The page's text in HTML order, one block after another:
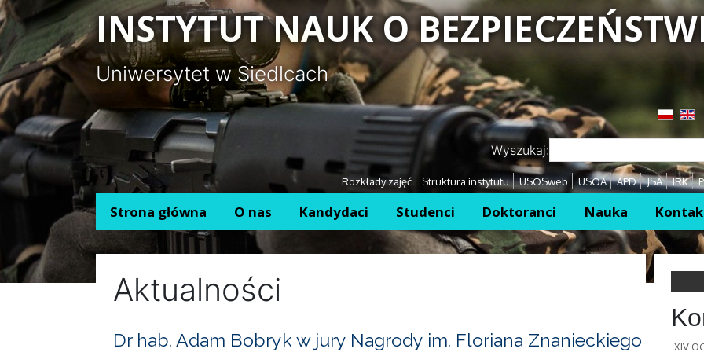
Panel zarządzania plikami cookies
INSTYTUT NAUK O
Uniwersytet w Siedlcach
Przejdź
Przejdź
Wyszukaj:
Rozkłady zajęć Struktura instytutu USOSweb USOA APD JSA IRK
Strona główna O nas Kandydaci Studenci Doktoranci Nauka
Aktualności
Dr hab. Adam Bobryk w jury Nagrody im. Floriana Znanieckiego XIV